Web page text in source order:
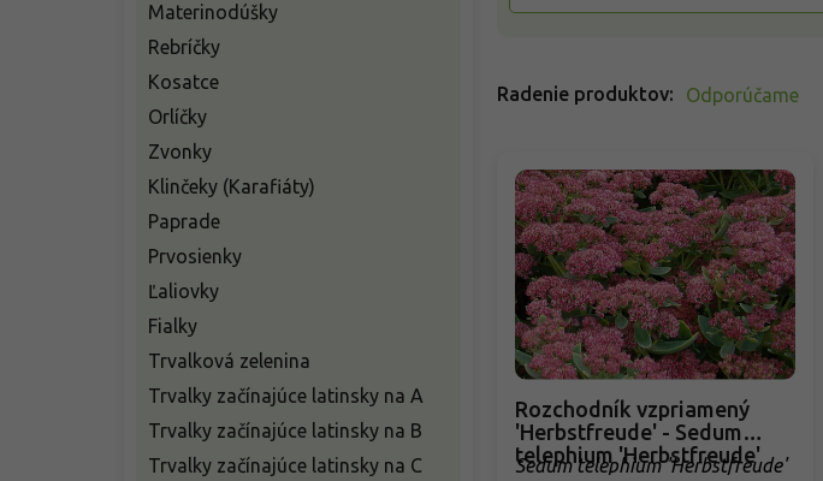
Materinodúšky
Rebríčky
Kosatce
Orlíčky
Zvonky
Klinčeky (Karafiáty)
Paprade
Prvosienky
Ľaliovky
Fialky
Trvalková zelenina
Trvalky začínajúce latinsky na A
Trvalky začínajúce latinsky na B
Trvalky začínajúce latinsky na C
Radenie produktov Odporúčame
Rozchodník vzpriamený
'Herbstfreude' - Sedum
telephium 'Herbstfreude'
Sedum telephium 'Herbstfreude'